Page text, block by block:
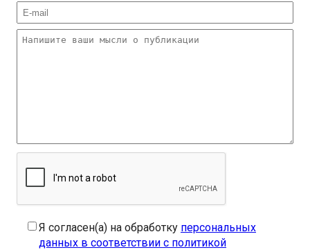
Я согласен(а) на обработку персональных
данных в соответствии с политикой